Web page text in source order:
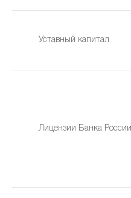
Уставный капитал
Лицензии Банка России